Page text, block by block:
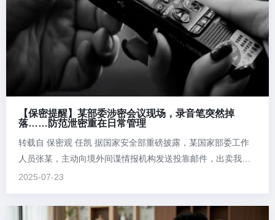
【保密提醒】某部委涉密会议现场，录音笔突然掉
落……防范泄密重在日常管理
转载自 保密观 任凯 据国家安全部重磅披露，某国家部委工作
人员张某，主动向境外间谍情报机构发送投靠邮件，出卖我重
要领域国家秘密，被国家安全机关及时控制，等待她的将是法
组织的一次涉密会议现场，一支正在工作的录音笔突然掉落在
2025-07-23